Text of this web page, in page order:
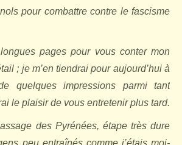
pour combattre contre le fascisme
pages pour vous conter mon
; je m’en tiendrai pour aujourd’hui à
quelques impressions parmi tant
le plaisir de vous entretenir plus tard.
des Pyrénées, étape très dure
peu entraînés comme j’étais moi-